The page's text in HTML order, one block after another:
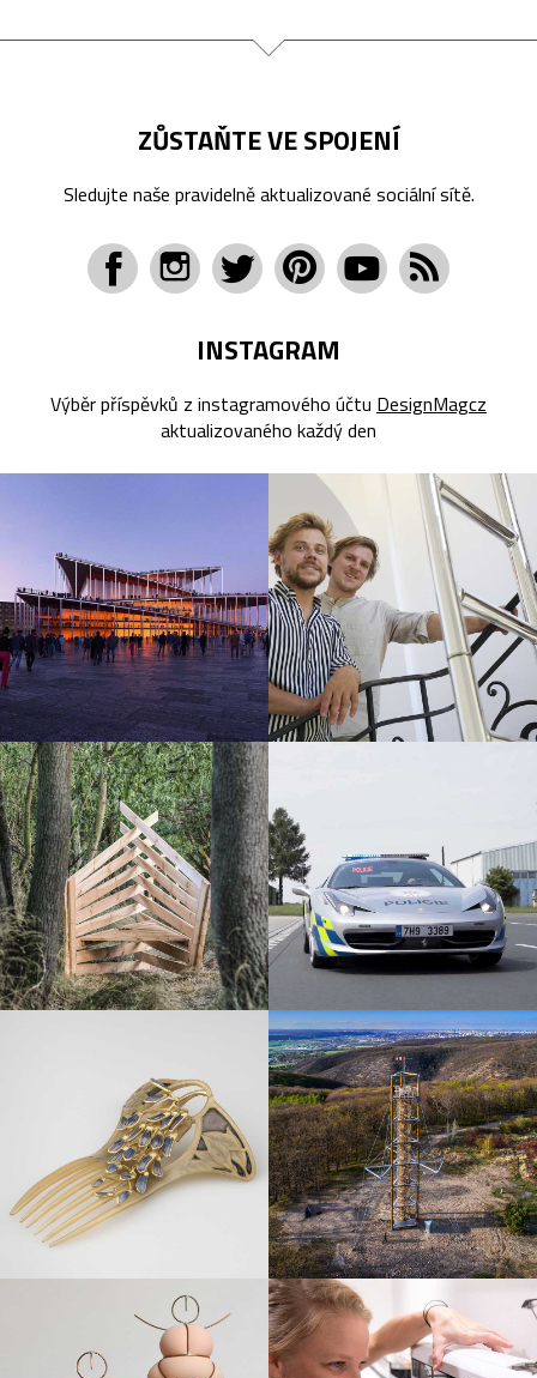
ZŮSTAŇTE VE SPOJENÍ
Sledujte naše pravidelně aktualizované sociální sítě.
INSTAGRAM
Výběr příspěvků z instagramového účtu DesignMagcz
aktualizovaného každý den